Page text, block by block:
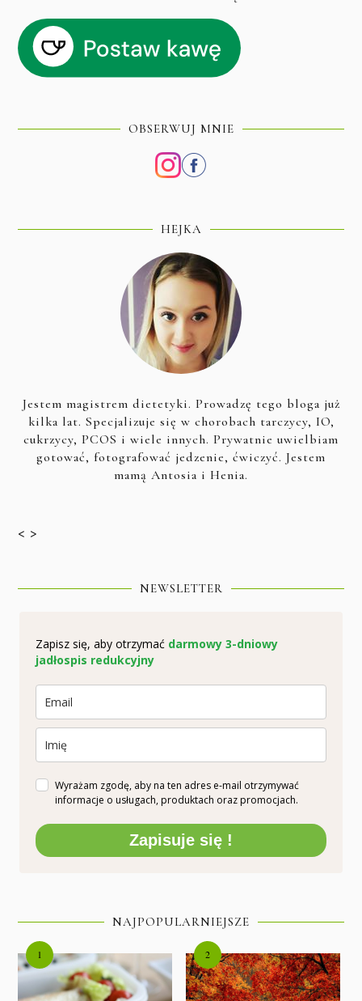
OBSERWUJ MNIE
HEJKA
Jestem magistrem dietetyki. Prowadzę tego bloga już
kilka lat. Specjalizuje się w chorobach tarczycy, IO,
cukrzycy, PCOS i wiele innych. Prywatnie uwielbiam
gotować, fotografować jedzenie, ćwiczyć. Jestem
mamą Antosia i Henia.
< >
NEWSLETTER
Zapisz się, aby otrzymać darmowy 3-dniowy
jadłospis redukcyjny
Wyrażam zgodę, aby na ten adres e-mail otrzymywać
informacje o usługach, produktach oraz promocjach.
Zapisuje się !
NAJPOPULARNIEJSZE